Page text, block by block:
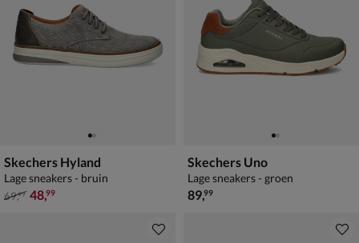
Skechers Hyland
Lage sneakers - bruin
van € 69,99 voor € 48,99
69,99 48,99
Skechers Uno
Lage sneakers - groen
€ 89,99
89,99